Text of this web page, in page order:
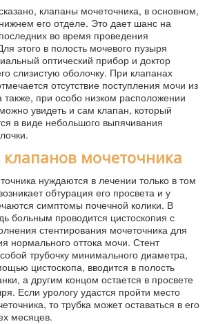
клапаны мочеточника, в основном,
его отделе. Это дает шанс на
во время проведения
этого в полость мочевого пузыря
оптический прибор и доктор
слизистую оболочку. При клапанах
отсутствие поступления мочи из
также, при особо низком расположении
увидеть и сам клапан, который
в виде небольшого выпячивания
мочеточника
нуждаются в лечении только в том
обтурация его просвета и у
симптомы почечной колики. В
больным проводится цистоскопия с
стентирования мочеточника для
нормального оттока мочи. Стент
трубочку минимального диаметра,
цистоскопа, вводится в полость
а другим концом остается в просвете
Если урологу удастся пройти место
то трубка может оставаться в его
месяцев.